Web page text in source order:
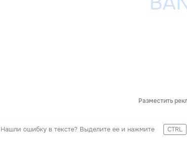
Разместить
Нашли ошибку в тексте? Выделите ее и нажмите CTRL